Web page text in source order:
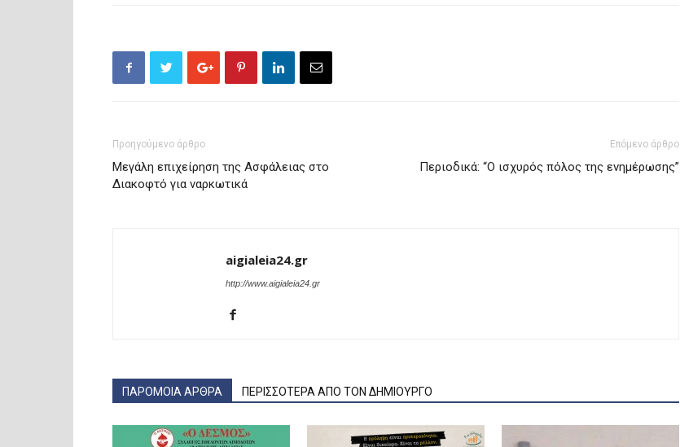
Προηγούμενο άρθρο
Μεγάλη επιχείρηση της Ασφάλειας στο
Διακοφτό για ναρκωτικά
Επόμενο άρθρο
Περιοδικά: “Ο ισχυρός πόλος της ενημέρωσης”
aigialeia24.gr
http://www.aigialeia24.gr
ΠΑΡΟΜΟΙΑ ΑΡΘΡΑ ΠΕΡΙΣΣΟΤΕΡΑ ΑΠΟ ΤΟΝ ΔΗΜΙΟΥΡΓΟ